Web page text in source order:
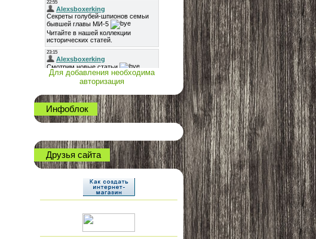
Для добавления необходима
авторизация
Инфоблок
Друзья сайта